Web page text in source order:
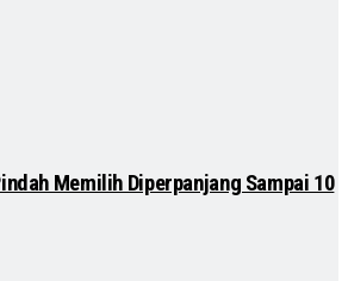
Memilih Diperpanjang Sampai 10